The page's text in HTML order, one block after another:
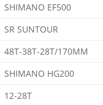
SHIMANO EF500
SR SUNTOUR
48T-38T-28T/170MM
SHIMANO HG200
12-28T